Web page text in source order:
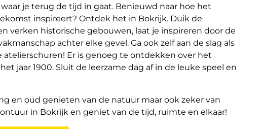
je terug de tijd in gaat. Benieuwd naar hoe het
inspireert? Ontdek het in Bokrijk. Duik de
verken historische gebouwen, laat je inspireren door de
achter elke gevel. Ga ook zelf aan de slag als
atelierschuren! Er is genoeg te ontdekken over het
jaar 1900. Sluit de leerzame dag af in de leuke speel en
en oud genieten van de natuur maar ook zeker van
in Bokrijk en geniet van de tijd, ruimte en elkaar!